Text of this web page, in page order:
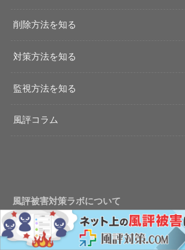
削除方法を知る
対策方法を知る
監視方法を知る
風評コラム
風評被害対策ラボについて
風評被害対策ラボはインターネット上の
対策に特化して対策をご提供しておりま